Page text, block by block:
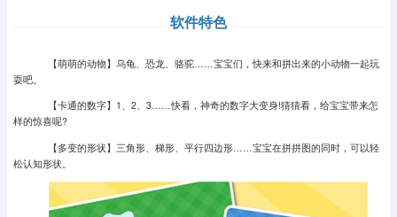
软件特色
【萌萌的动物】乌龟、恐龙、骆驼……宝宝们，快来和拼出来的小动物一起玩
耍吧。
【卡通的数字】1、2、3……快看，神奇的数字大变身!猜猜看，给宝宝带来怎
样的惊喜呢?
【多变的形状】三角形、梯形、平行四边形……宝宝在拼拼图的同时，可以轻
松认知形状。